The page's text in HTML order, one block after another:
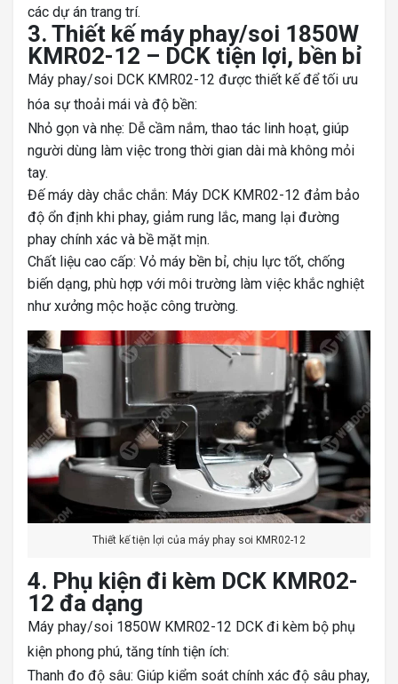
các dự án trang trí.
3. Thiết kế máy phay/soi 1850W
KMR02-12 – DCK tiện lợi, bền bỉ
Máy phay/soi DCK KMR02-12 được thiết kế để tối ưu
hóa sự thoải mái và độ bền:
Nhỏ gọn và nhẹ: Dễ cầm nắm, thao tác linh hoạt, giúp
người dùng làm việc trong thời gian dài mà không mỏi
tay.
Đế máy dày chắc chắn: Máy DCK KMR02-12 đảm bảo
độ ổn định khi phay, giảm rung lắc, mang lại đường
phay chính xác và bề mặt mịn.
Chất liệu cao cấp: Vỏ máy bền bỉ, chịu lực tốt, chống
biến dạng, phù hợp với môi trường làm việc khắc nghiệt
như xưởng mộc hoặc công trường.
Thiết kế tiện lợi của máy phay soi KMR02-12
4. Phụ kiện đi kèm DCK KMR02-
12 đa dạng
Máy phay/soi 1850W KMR02-12 DCK đi kèm bộ phụ
kiện phong phú, tăng tính tiện ích:
Thanh đo độ sâu: Giúp kiểm soát chính xác độ sâu phay,